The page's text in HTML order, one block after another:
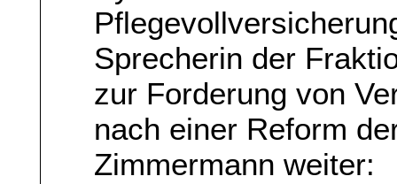
Sprecherin der
zur Forderung von
nach einer Reform
Zimmermann weiter: